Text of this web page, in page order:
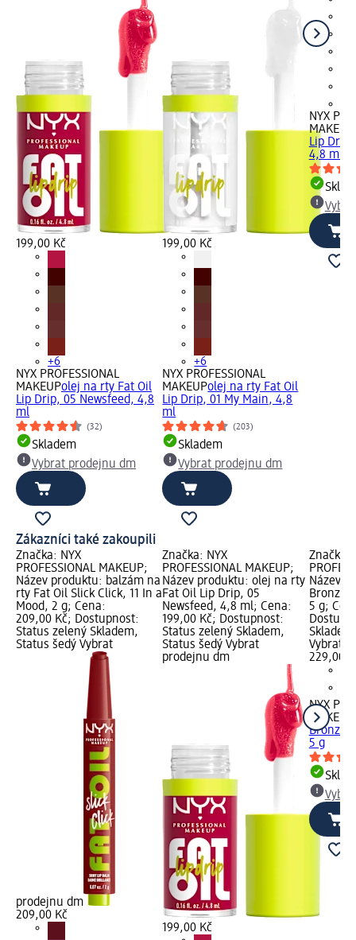
199,00 Kč
+6
NYX PROFESSIONAL
MAKEUPolej na rty Fat Oil
Lip Drip, 05 Newsfeed, 4,8
ml
(32)
Skladem
Vybrat prodejnu dm
199,00 Kč
+6
NYX PROFESSIONAL
MAKEUPolej na rty Fat Oil
Lip Drip, 01 My Main, 4,8
ml
(203)
Skladem
Vybrat prodejnu dm
NYX
MAKEUP
Lip
4,8 ml
Zákazníci také zakoupili
Značka: NYX
PROFESSIONAL MAKEUP;
Název produktu: balzám na
rty Fat Oil Slick Click, 11 In a
Mood, 2 g; Cena:
209,00 Kč; Dostupnost:
Status zelený Skladem,
Status šedý Vybrat
prodejnu dm
209,00 Kč
Značka: NYX
PROFESSIONAL MAKEUP;
Název produktu: olej na rty
Fat Oil Lip Drip, 05
Newsfeed, 4,8 ml; Cena:
199,00 Kč; Dostupnost:
Status zelený Skladem,
Status šedý Vybrat
prodejnu dm
199,00 Kč
Značka:
Název
5 g;
Vybrat
229,00
NYX
MAKEUP
5 g